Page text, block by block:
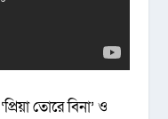
তোরে বিনা’ ও